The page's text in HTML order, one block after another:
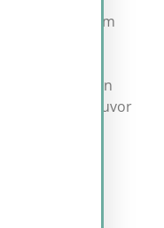
sich unter dem
Picknikkorb
lag ein
er noch nie zuvor
eine
neugierig